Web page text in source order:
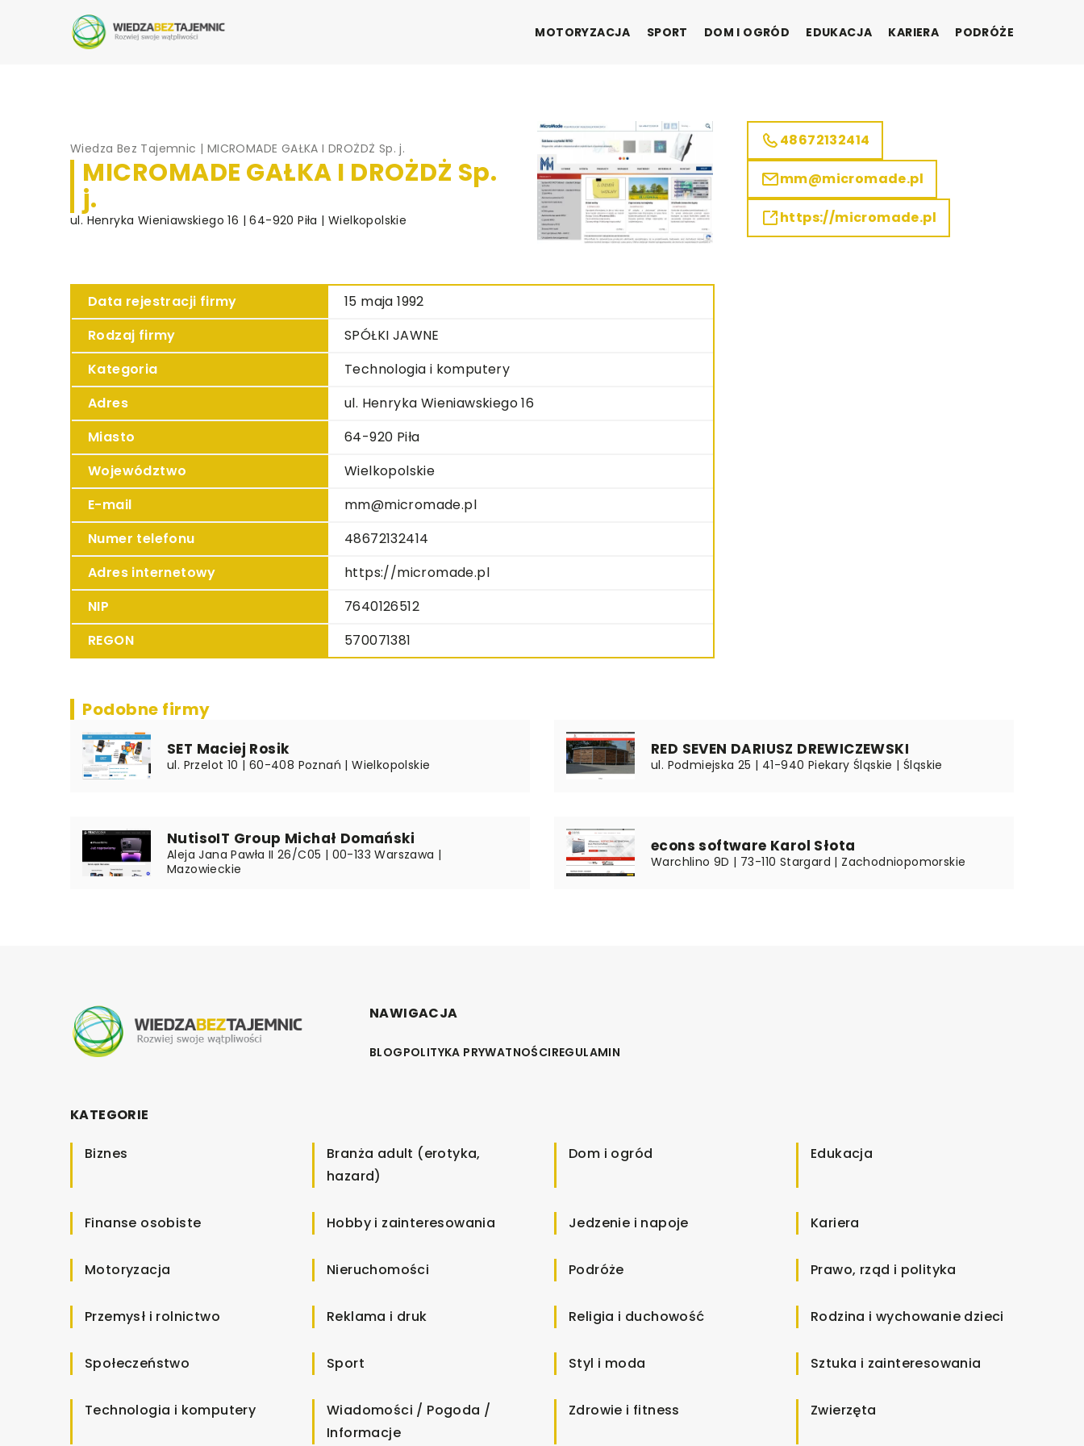
MOTORYZACJA SPORT DOM I OGRÓD EDUKACJA KARIERA PODRÓŻE
Wiedza Bez Tajemnic | MICROMADE GAŁKA I DROŻDŻ Sp. j.
MICROMADE GAŁKA I DROŻDŻ Sp.
j.
ul. Henryka Wieniawskiego 16 | 64-920 Piła | Wielkopolskie
Data rejestracji firmy
15 maja 1992
Rodzaj firmy
SPÓŁKI JAWNE
Kategoria
Technologia i komputery
Adres
ul. Henryka Wieniawskiego 16
Miasto
64-920 Piła
Województwo
Wielkopolskie
E-mail
mm@micromade.pl
Numer telefonu
48672132414
Adres internetowy
https://micromade.pl
NIP
7640126512
REGON
570071381
48672132414
mm@micromade.pl
https://micromade.pl
Podobne firmy
SET Maciej Rosik
ul. Przelot 10 | 60-408 Poznań | Wielkopolskie
RED SEVEN DARIUSZ DREWICZEWSKI
ul. Podmiejska 25 | 41-940 Piekary Śląskie | Śląskie
NutisoIT Group Michał Domański
Aleja Jana Pawła II 26/C05 | 00-133 Warszawa |
Mazowieckie
econs software Karol Słota
Warchlino 9D | 73-110 Stargard | Zachodniopomorskie
NAWIGACJA
BLOGPOLITYKA PRYWATNOŚCIREGULAMIN
KATEGORIE
Biznes
Branża adult (erotyka,
hazard)
Dom i ogród Edukacja
Finanse osobiste Hobby i zainteresowania Jedzenie i napoje Kariera
Motoryzacja Nieruchomości Podróże Prawo, rząd i polityka
Przemysł i rolnictwo Reklama i druk Religia i duchowość Rodzina i wychowanie dzieci
Społeczeństwo Sport Styl i moda Sztuka i zainteresowania
Technologia i komputery
Wiadomości / Pogoda /
Informacje
Zdrowie i fitness Zwierzęta